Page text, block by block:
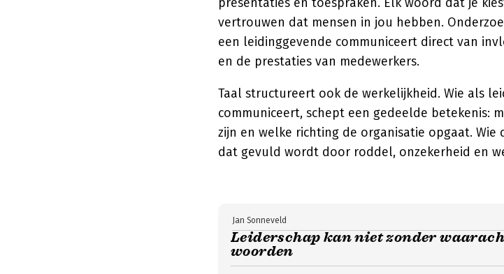
vertrouwen dat mensen in jou hebben.
een leidinggevende communiceert direct van
en de prestaties van medewerkers.
Taal structureert ook de werkelijkheid. Wie als
communiceert, schept een gedeelde betekenis:
zijn en welke richting de organisatie opgaat.
dat gevuld wordt door roddel, onzekerheid en
Leiderschap kan niet zonder
woorden
Jan Sonneveld